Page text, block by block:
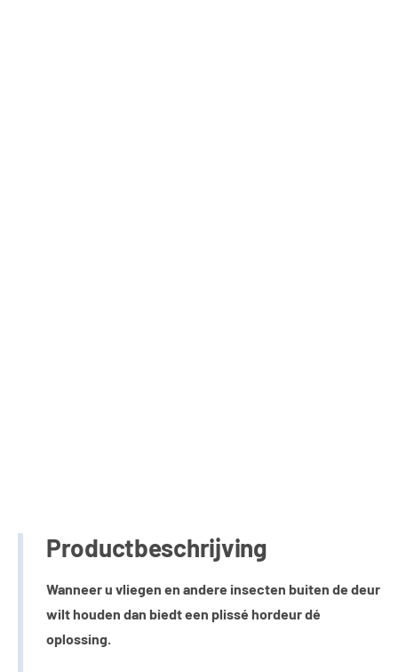
Productbeschrijving
Wanneer u vliegen en andere insecten buiten de deur
wilt houden dan biedt een plissé hordeur dé
oplossing.